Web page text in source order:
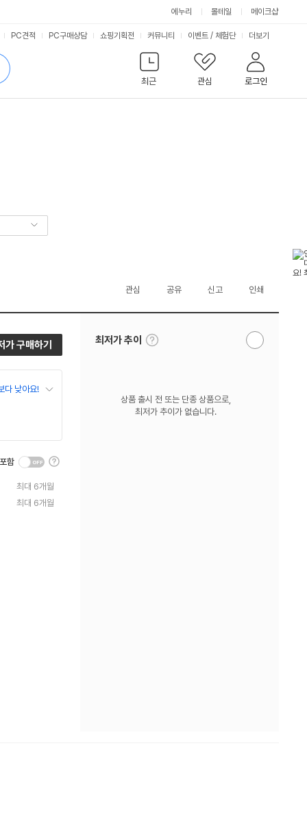
에누리 몰테일
메이크샵
최근
관심 로그인
PC견적 PC구매상담 쇼핑기획전 커뮤니티 이벤트 / 체험단 서
비
스
더보기
관심 공유 신고 인쇄
가 구매하기
다 낮아요!
함
툴
팁
보
기
최대 6개월
최대 6개월
최저가 추이
툴
팁
알
상품 출시 전 또는 단종 상품으로,
최저가 추이가 없습니다.